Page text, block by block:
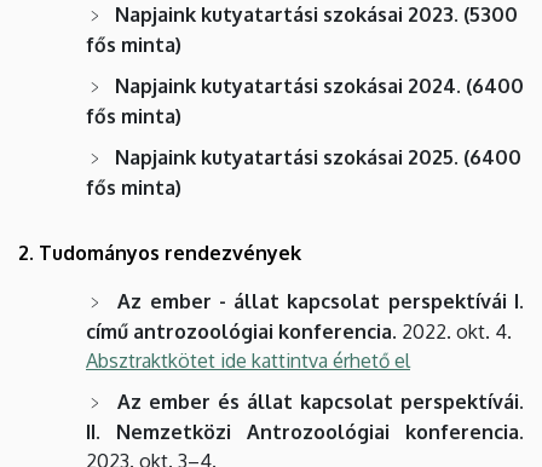
Napjaink kutyatartási szokásai 2023. (5300
fős minta)
Napjaink kutyatartási szokásai 2024. (6400
fős minta)
Napjaink kutyatartási szokásai 2025. (6400
fős minta)
2. Tudományos rendezvények
Az ember - állat kapcsolat perspektívái I.
című antrozoológiai konferencia. 2022. okt. 4.
Absztraktkötet ide kattintva érhető el
Az ember és állat kapcsolat perspektívái.
II. Nemzetközi Antrozoológiai konferencia.
2023. okt. 3–4.